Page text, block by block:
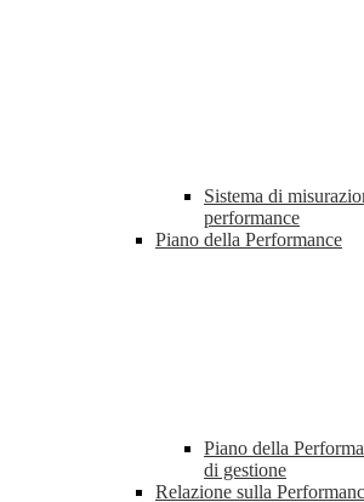
Sistema di
performance
Piano della Performance
Piano della
di gestione
Relazione sulla